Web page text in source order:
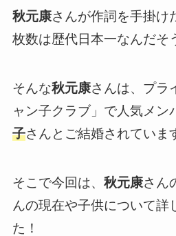
秋元康さんが作詞を手掛け
枚数は歴代日本一なんだそ
そんな秋元康さんは、プラ
ャン子クラブ」で人気メン
子さんとご結婚されていま
そこで今回は、 秋元康さん
んの現在や子供について詳
た！